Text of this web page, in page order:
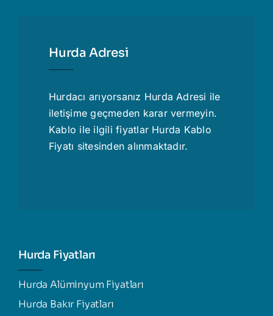
Hurda Adresi
Hurdacı arıyorsanız Hurda Adresi ile
iletişime geçmeden karar vermeyin.
Kablo ile ilgili fiyatlar Hurda Kablo
Fiyatı sitesinden alınmaktadır.
Hurda Fiyatları
Hurda Alüminyum Fiyatları
Hurda Bakır Fiyatları